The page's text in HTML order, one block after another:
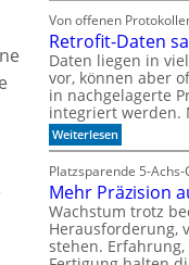
e
n
e
n
f
i
m
A
k
u
s
i
k
p
a
n
e
u
t
e
s
c
h
o
n
a
n
m
o
Von offenen
Retrofit-Daten
Daten liegen in
vor, können aber
in nachgelagerte
integriert werden.
Weiterlesen:
R
t
r
o
f
i
t
Platzsparende 5-
Mehr Präzision
Wachstum trotz
Herausforderung,
stehen.